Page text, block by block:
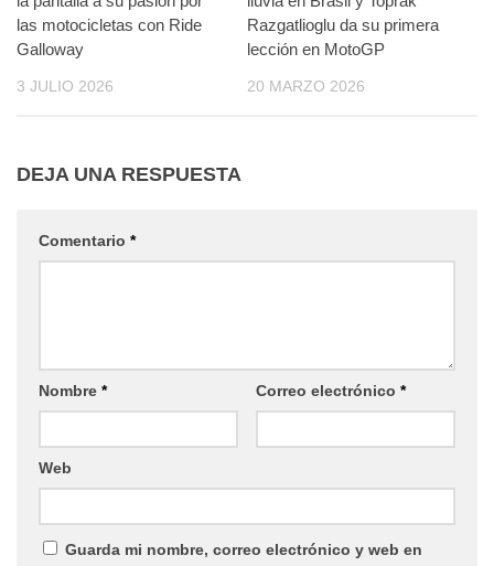
las motocicletas con Ride
Galloway
3 JULIO 2026
Razgatlioglu da su primera
lección en MotoGP
20 MARZO 2026
DEJA UNA RESPUESTA
Comentario *
Nombre * Correo electrónico *
Web
Guarda mi nombre, correo electrónico y web en